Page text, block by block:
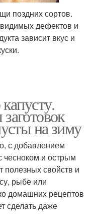
поздних сортов.
дефектов и
зависит вкус и
на зиму
с добавлением
чесноком и острым
полезных свойств и
рыбе или
домашних рецептов
сделать даже